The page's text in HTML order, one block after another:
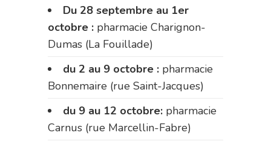
Du 28 septembre au 1er
octobre : pharmacie Charignon-
Dumas (La Fouillade)
du 2 au 9 octobre : pharmacie
Bonnemaire (rue Saint-Jacques)
du 9 au 12 octobre: pharmacie
Carnus (rue Marcellin-Fabre)